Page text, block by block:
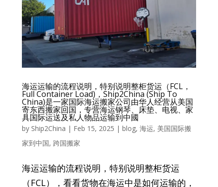
海运运输的流程说明，特别说明整柜货运（FCL，
Full Container Load)，Ship2China (Ship To
China)是一家国际海运搬家公司由华人经营从美国
寄东西搬家回国，专营海运钢琴、床垫、电视、家
具国际运送及私人物品运输到中國
by Ship2China | Feb 15, 2025 | blog, 海运, 美国国际搬
家到中国, 跨国搬家
海运运输的流程说明，特别说明整柜货运
（FCL），看看货物在海运中是如何运输的，